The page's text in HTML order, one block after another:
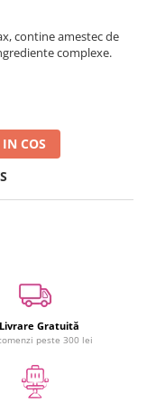
contine amestec de
complexe.
COS
Livrare Gratuită
peste 300 lei